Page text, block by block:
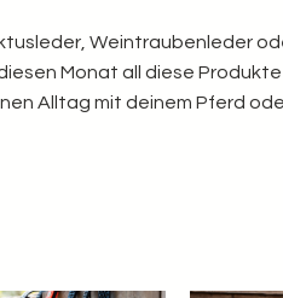
Weintraubenleder
Monat all diese
Alltag mit deinem Pferd